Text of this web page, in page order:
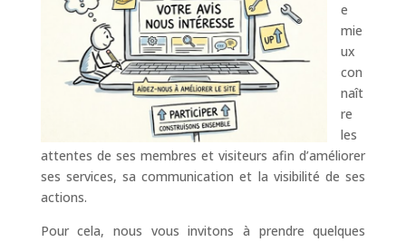
e
mie
ux
con
naît
re
les
attentes de ses membres et visiteurs afin d’améliorer
ses services, sa communication et la visibilité de ses
actions.
Pour cela, nous vous invitons à prendre quelques